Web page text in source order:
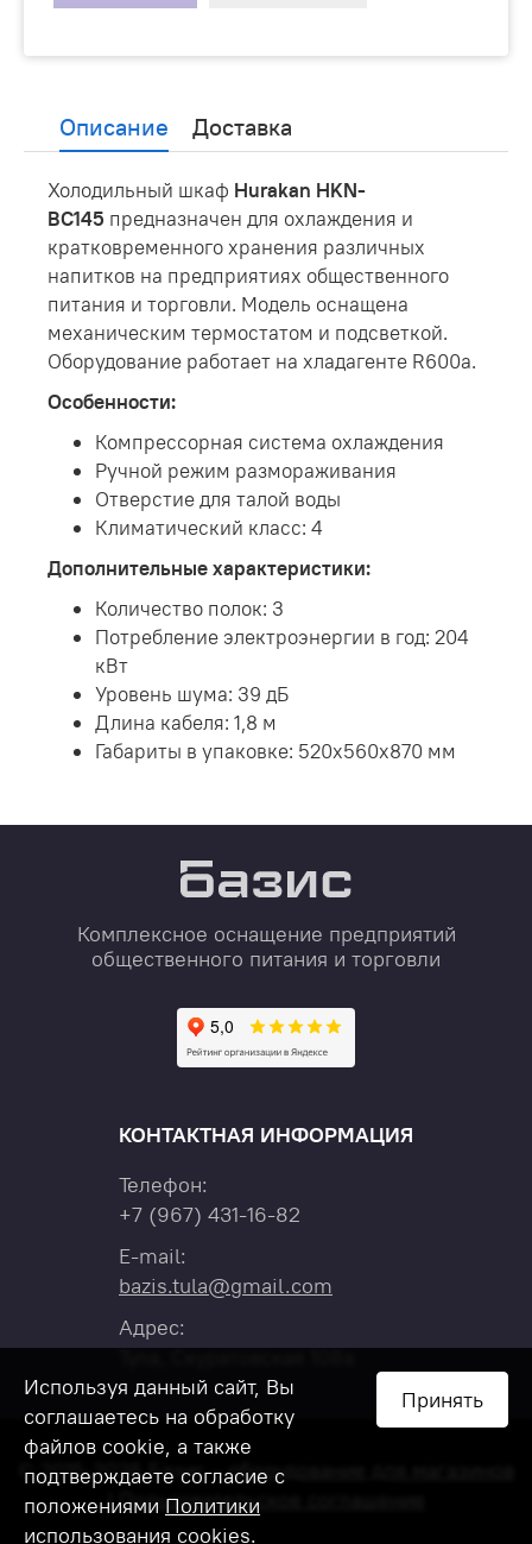
Описание Доставка
Холодильный шкаф Hurakan HKN-
BC145 предназначен для охлаждения и
кратковременного хранения различных
напитков на предприятиях общественного
питания и торговли. Модель оснащена
механическим термостатом и подсветкой.
Оборудование работает на хладагенте R600a.
Особенности:
Компрессорная система охлаждения
Ручной режим размораживания
Отверстие для талой воды
Климатический класс: 4
Дополнительные характеристики:
Количество полок: 3
Потребление электроэнергии в год: 204
кВт
Уровень шума: 39 дБ
Длина кабеля: 1,8 м
Габариты в упаковке: 520х560х870 мм
Комплексное оснащение предприятий
общественного питания и торговли
КОНТАКТНАЯ ИНФОРМАЦИЯ
Телефон:
+7 (967) 431-16-82
E-mail:
bazis.tula@gmail.com
Адрес:
Тула, Скуратовская 108а
© 2015-2026 Базис –оборудование для магазинов
|Пользовательское соглашение
Используя данный сайт, Вы
соглашаетесь на обработку
файлов cookie, а также
подтверждаете согласие с
положениями Политики
использования cookies.
Принять